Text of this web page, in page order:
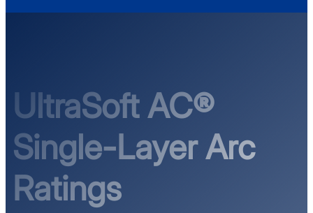
UltraSoft AC®
Single-Layer Arc
Ratings